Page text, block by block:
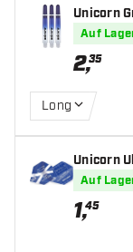
Unicorn
- Dart
Auf
2,35
Long
Unicorn
t Flights
Auf
1,45